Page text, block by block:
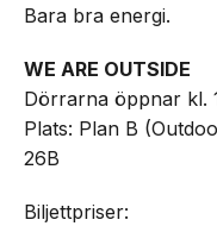
Bara bra energi.
WE ARE OUTSIDE
Dörrarna öppnar kl.
Plats: Plan B
26B
Biljettpriser: